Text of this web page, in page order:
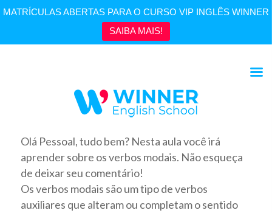
MATRÍCULAS ABERTAS PARA O CURSO VIP INGLÊS WINNER
SAIBA MAIS!
Olá Pessoal, tudo bem? Nesta aula você irá
aprender sobre os verbos modais. Não esqueça
de deixar seu comentário!
Os verbos modais são um tipo de verbos
auxiliares que alteram ou completam o sentido